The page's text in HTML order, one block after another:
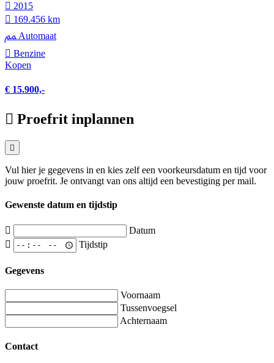
2015
169.456 km
Automaat
Benzine
Kopen
€ 15.900,-
Proefrit inplannen
Vul hier je gegevens in en kies zelf een voorkeursdatum en tijd voor
jouw proefrit. Je ontvangt van ons altijd een bevestiging per mail.
Gewenste datum en tijdstip
Datum
Tijdstip
Gegevens
Voornaam
Tussenvoegsel
Achternaam
Contact